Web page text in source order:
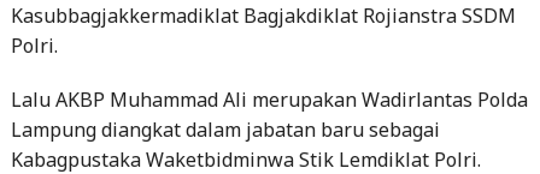
Kasubbagjakkermadiklat Bagjakdiklat Rojianstra SSDM
Polri.
Lalu AKBP Muhammad Ali merupakan Wadirlantas Polda
Lampung diangkat dalam jabatan baru sebagai
Kabagpustaka Waketbidminwa Stik Lemdiklat Polri.